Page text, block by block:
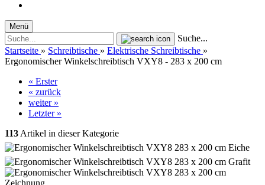
Menü
Suche...
Startseite » Schreibtische » Elektrische Schreibtische »
Ergonomischer Winkelschreibtisch VXY8 - 283 x 200 cm
« Erster
« zurück
weiter »
Letzter »
113 Artikel in dieser Kategorie